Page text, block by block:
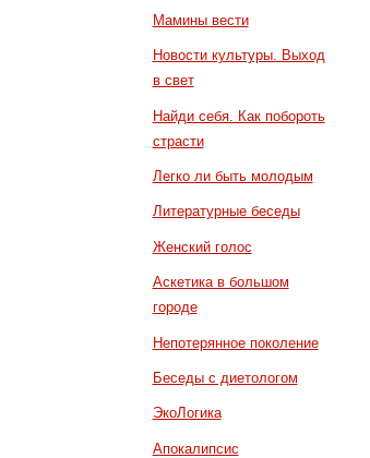
Мамины вести
Новости культуры. Выход
в свет
Найди себя. Как побороть
страсти
Легко ли быть молодым
Литературные беседы
Женский голос
Аскетика в большом
городе
Непотерянное поколение
Беседы с диетологом
ЭкоЛогика
Апокалипсис